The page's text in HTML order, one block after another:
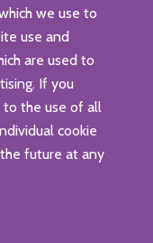
we use to
use and
are used to
If you
to the use of all
cookie
future at any
reservados.